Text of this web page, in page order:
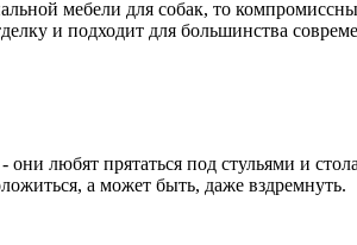
мебели для собак, то
и подходит для большинства
они любят прятаться под стульями и
а может быть, даже вздремнуть.